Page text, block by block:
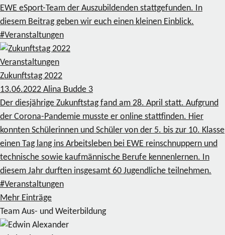
EWE eSport-Team der Auszubildenden stattgefunden. In
diesem Beitrag geben wir euch einen kleinen Einblick.
#Veranstaltungen
Veranstaltungen
Zukunftstag 2022
13.06.2022 Alina Budde 3
Der diesjährige Zukunftstag fand am 28. April statt. Aufgrund
der Corona-Pandemie musste er online stattfinden. Hier
konnten Schülerinnen und Schüler von der 5. bis zur 10. Klasse
einen Tag lang ins Arbeitsleben bei EWE reinschnuppern und
technische sowie kaufmännische Berufe kennenlernen. In
diesem Jahr durften insgesamt 60 Jugendliche teilnehmen.
#Veranstaltungen
Mehr Einträge
Team Aus- und Weiterbildung